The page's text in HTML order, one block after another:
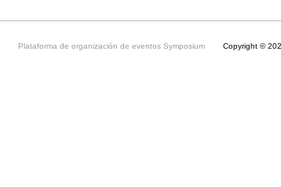
Plataforma de organización de eventos Symposium Copyright ©